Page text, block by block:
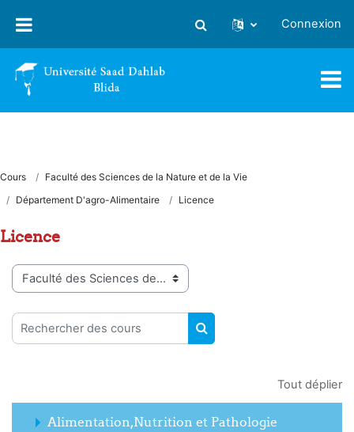
Activer/désactiver la saisie
Connexion
Cours
Faculté des Sciences de la Nature et de la Vie
Département D'agro-Alimentaire
Licence
Licence
Catégories de cours
Rechercher des cours
RECHERCHER DES
Tout déplier
Alimentation,Nutrition et Pathologie